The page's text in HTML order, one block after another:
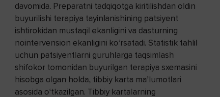
davomida. Preparatni tadqiqotga kiritilishdan oldin
buyurilishi terapiya tayinlanishining patsiyent
ishtirokidan mustaqil ekanligini va dasturning
nointervension ekanligini ko‘rsatadi. Statistik tahlil
uchun patsiyentlarni guruhlarga taqsimlash
shifokor tomonidan buyurilgan terapiya sxemasini
hisobga olgan holda, tibbiy karta ma’lumotlari
asosida o‘tkazilgan. Tibbiy kartalarning